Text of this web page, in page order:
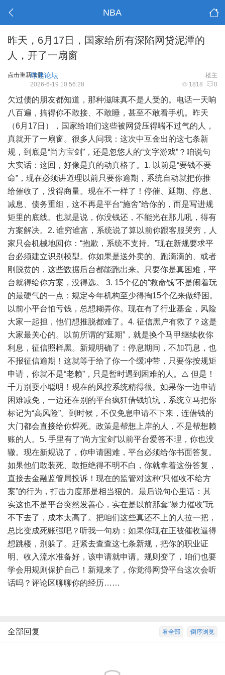
NBA
昨天，6月17日，国家给所有深陷网贷泥潭的
人，开了一扇窗
点击重新加载 楼主
球迷论坛
1818 0
2026-6-19 10:56:28
欠过债的朋友都知道，那种滋味真不是人受的。电话一天响
八百遍，搞得你不敢接、不敢睡，甚至不敢看手机。昨天
（6月17日），国家给咱们这些被网贷压得喘不过气的人，
真就开了一扇窗。很多人问我：这次中互金出的这七条新
规，到底是“尚方宝剑”，还是忽悠人的“文字游戏”？咱说句
大实话：这回，好像是真的动真格了。1. 以前是“要钱不要
命”，现在必须讲道理以前只要你逾期，系统自动就把你推
给催收了，没得商量。现在不一样了！停催、延期、停息、
减息、债务重组，这不再是平台“施舍”给你的，而是写进规
矩里的底线。也就是说，你没钱还，不能光在那儿吼，得有
方案解决。2. 谁穷谁富，系统说了算以前你跟客服哭穷，人
家只会机械地回你：“抱歉，系统不支持。”现在新规要求平
台必须建立识别模型。你如果是送外卖的、跑滴滴的、或者
刚脱贫的，这些数据后台都能跑出来。只要你是真困难，平
台就得给你方案，没得选。 3. 15个亿的“救命钱”不是闹着玩
的最硬气的一点：规定今年机构至少得掏15个亿来做纾困。
以前小平台怕亏钱，总想糊弄你。现在有了行业基金，风险
大家一起担，他们想推脱都难了。4. 征信黑户有救了？这是
大家最关心的。以前所谓的“延期”，就是换个马甲继续收你
利息，征信照样黑。新规明确了：停息期间，不加罚息，也
不报征信逾期！这就等于给了你一个缓冲带，只要你按规矩
申请，你就不是“老赖”，只是暂时遇到困难的人。⚠️ 但是！
千万别耍小聪明！现在的风控系统精得很。如果你一边申请
困难减免，一边还在别的平台疯狂借钱填坑，系统立马把你
标记为“高风险”。到时候，不仅免息申请不下来，连借钱的
大门都会直接给你焊死。政策是帮想上岸的人，不是帮想赖
账的人。5. 手里有了“尚方宝剑”以前平台爱答不理，你也没
辙。现在新规说了，你申请困难，平台必须给你书面答复。
如果他们敢装死、敢拒绝得不明不白，你就拿着这份答复，
直接去金融监管局投诉！现在的监管对这种“只催收不给方
案”的行为，打击力度那是相当狠的。最后说句心里话：其
实这也不是平台突然发善心，实在是以前那套“暴力催收”玩
不下去了，成本太高了。把咱们这些真还不上的人拉一把，
总比变成死账强吧？听我一句劝：如果你现在正被催收逼得
想跳楼，别躲了。赶紧去查查这七条新规，把你的职业证
明、收入流水准备好，该申请就申请。规则变了，咱们也要
学会用规则保护自己！新规来了，你觉得网贷平台这次会听
话吗？评论区聊聊你的经历……
倒序浏览
看全部
全部回复